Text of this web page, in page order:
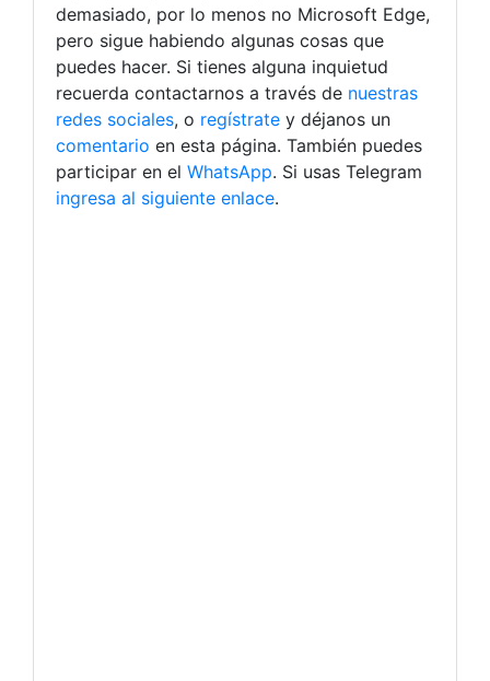
demasiado, por lo menos no Microsoft Edge,
pero sigue habiendo algunas cosas que
puedes hacer. Si tienes alguna inquietud
recuerda contactarnos a través de nuestras
redes sociales, o regístrate y déjanos un
comentario en esta página. También puedes
participar en el WhatsApp. Si usas Telegram
ingresa al siguiente enlace.